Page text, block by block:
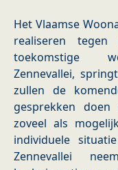
Het Vlaamse
realiseren
toekomstige
Zennevallei,
zullen de
gesprekken
zoveel als
individuele
Zennevallei